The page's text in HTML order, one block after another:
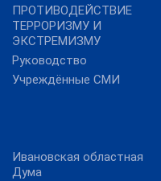
ПРОТИВОДЕЙСТВИЕ
ТЕРРОРИЗМУ И
ЭКСТРЕМИЗМУ
Руководство
Учреждённые СМИ
Ивановская областная
Дума